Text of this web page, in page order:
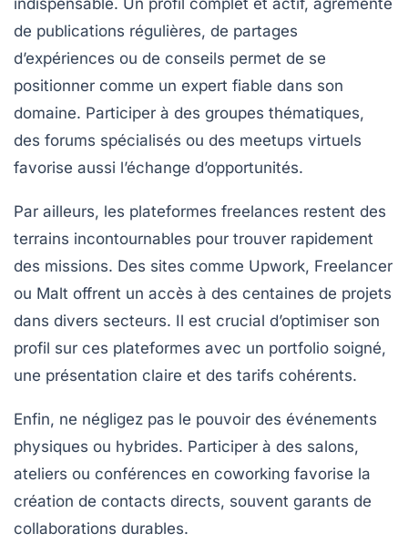
indispensable. Un profil complet et actif, agrémenté
de publications régulières, de partages
d’expériences ou de conseils permet de se
positionner comme un expert fiable dans son
domaine. Participer à des groupes thématiques,
des forums spécialisés ou des meetups virtuels
favorise aussi l’échange d’opportunités.
Par ailleurs, les plateformes freelances restent des
terrains incontournables pour trouver rapidement
des missions. Des sites comme Upwork, Freelancer
ou Malt offrent un accès à des centaines de projets
dans divers secteurs. Il est crucial d’optimiser son
profil sur ces plateformes avec un portfolio soigné,
une présentation claire et des tarifs cohérents.
Enfin, ne négligez pas le pouvoir des événements
physiques ou hybrides. Participer à des salons,
ateliers ou conférences en coworking favorise la
création de contacts directs, souvent garants de
collaborations durables.